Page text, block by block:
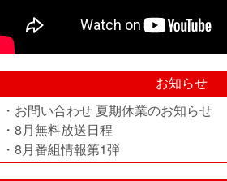
お知らせ
・お問い合わせ 夏期休業のお知らせ
・8月無料放送日程
・8月番組情報第1弾